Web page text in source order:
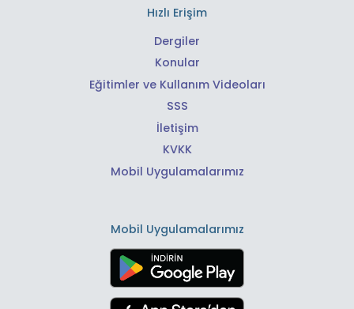
Hızlı Erişim
Dergiler
Konular
Eğitimler ve Kullanım Videoları
SSS
İletişim
KVKK
Mobil Uygulamalarımız
Mobil Uygulamalarımız